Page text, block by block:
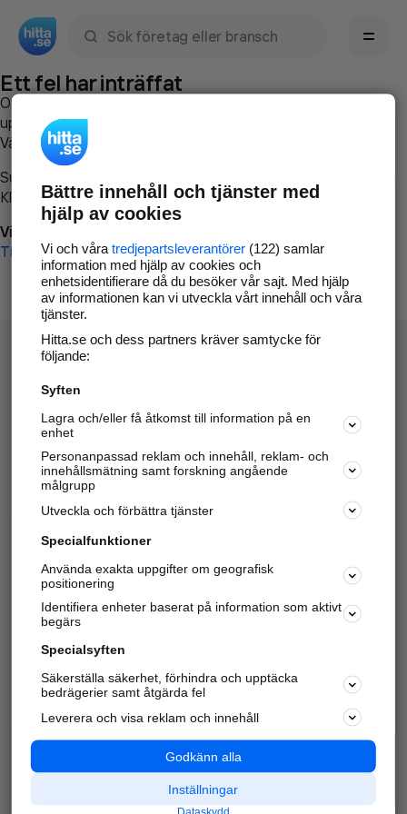
Ett fel har inträffat
Om du vill kan du
uppstod så att vi lättare och snabbare kan avhjälpa det.
Vänligen försök med följande:
Surfa till
Klicka påTillbaka-knappen i webbläsaren och försök igen
Vi beklagar besväret!
Till startsidan
Hitta.se - Gratis nummerupplysning.
Sök företag, personer och platser.
Hitta telefonnummer, adresser, företagsinfo mm.
Marknadsför företaget
Kom igång och annonsera mot
samarbetspartners nära dig.
Alla kategorier
Populära sökningar
API & Kartor
Annonsera
Integritet
Nödnummer
Bättre innehåll och tjänster med
hjälp av cookies
Vi och våra tredjepartsleverantörer(122) samlar
information med hjälp av cookies och
enhetsidentifierare då du besöker vår sajt. Med hjälp
av informationen kan vi utveckla vårt innehåll och våra
tjänster.
Hitta.se och dess partners kräver samtycke för
följande:
Syften
Lagra och/eller få åtkomst till information på en
enhet
Personanpassad reklam och innehåll, reklam- och
innehållsmätning samt forskning angående
målgrupp
Utveckla och förbättra tjänster
Specialfunktioner
Använda exakta uppgifter om geografisk
positionering
Identifiera enheter baserat på information som aktivt
begärs
Specialsyften
Säkerställa säkerhet, förhindra och upptäcka
bedrägerier samt åtgärda fel
Leverera och visa reklam och innehåll
Godkänn alla
Inställningar
Dataskydd